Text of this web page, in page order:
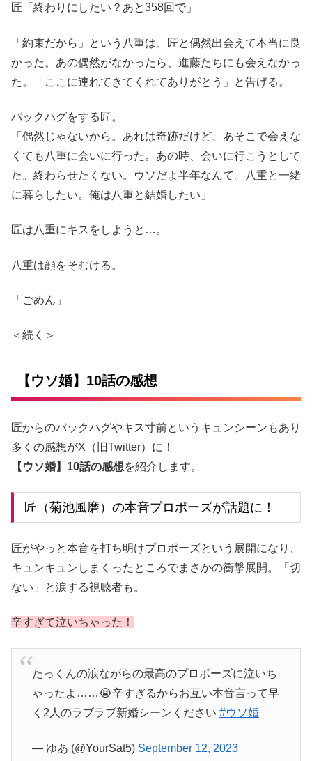
匠「終わりにしたい？あと358回で」
「約束だから」という八重は、匠と偶然出会えて本当に良
かった。あの偶然がなかったら、進藤たちにも会えなかっ
た。「ここに連れてきてくれてありがとう」と告げる。
バックハグをする匠。
「偶然じゃないから。あれは奇跡だけど、あそこで会えな
くても八重に会いに行った。あの時、会いに行こうとして
た。終わらせたくない。ウソだよ半年なんて。八重と一緒
に暮らしたい。俺は八重と結婚したい」
匠は八重にキスをしようと…。
八重は顔をそむける。
「ごめん」
＜続く＞
【ウソ婚】10話の感想
匠からのバックハグやキス寸前というキュンシーンもあり
多くの感想がX（旧Twitter）に！
【ウソ婚】10話の感想を紹介します。
匠（菊池風磨）の本音プロポーズが話題に！
匠がやっと本音を打ち明けプロポーズという展開になり、
キュンキュンしまくったところでまさかの衝撃展開。「切
ない」と涙する視聴者も。
辛すぎて泣いちゃった！
たっくんの涙ながらの最高のプロポーズに泣いち
ゃったよ……😭辛すぎるからお互い本音言って早
く2人のラブラブ新婚シーンください #ウソ婚
— ゆあ (@YourSat5) September 12, 2023